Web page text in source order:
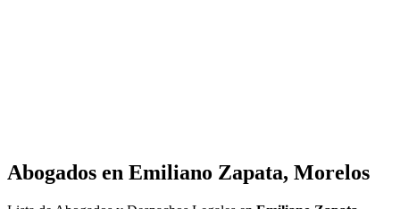
Abogados en Emiliano Zapata, Morelos